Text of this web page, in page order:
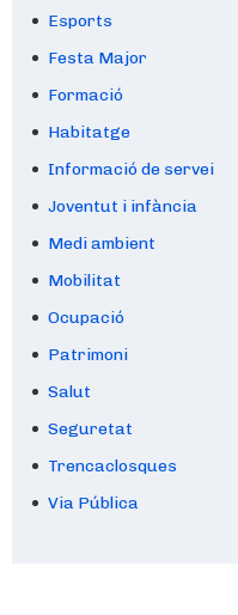
Esports
Festa Major
Formació
Habitatge
Informació de servei
Joventut i infància
Medi ambient
Mobilitat
Ocupació
Patrimoni
Salut
Seguretat
Trencaclosques
Via Pública